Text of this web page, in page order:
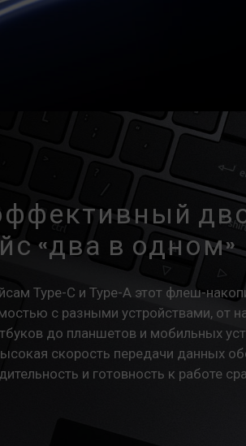
«два в одном»
Type-C и Type-A этот флеш-
с разными устройствами, от
до планшетов и мобильных
скорость передачи данных
и готовность к работе